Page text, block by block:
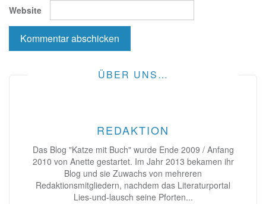
Website
ÜBER UNS…
REDAKTION
Das Blog "Katze mit Buch" wurde Ende 2009 / Anfang
2010 von Anette gestartet. Im Jahr 2013 bekamen ihr
Blog und sie Zuwachs von mehreren
Redaktionsmitgliedern, nachdem das Literaturportal
Lies-und-lausch seine Pforten...